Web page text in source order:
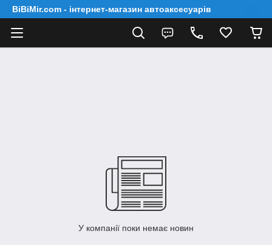
BiBiMir.com - інтернет-магазин автоаксесуарів
У компанії поки немає новин